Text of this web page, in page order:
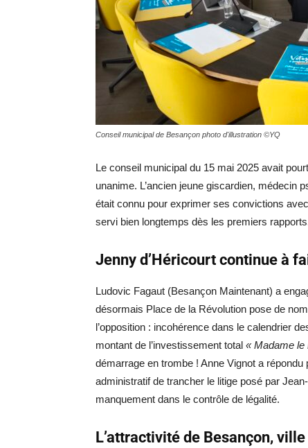
Conseil municipal de Besançon photo d'illustration ©YQ
Le conseil municipal du 15 mai 2025 avait
unanime. L’ancien jeune giscardien, médecin
était connu pour exprimer ses convictions
servi bien longtemps dès les premiers
Jenny d’Héricourt continue à
Ludovic Fagaut (Besançon Maintenant) a
désormais Place de la Révolution pose de
l’opposition : incohérence dans le calendrier
montant de l’investissement total « Madame le
démarrage en trombe ! Anne Vignot a
administratif de trancher le litige posé par
manquement dans le contrôle de légalité.
L’attractivité de Besançon,